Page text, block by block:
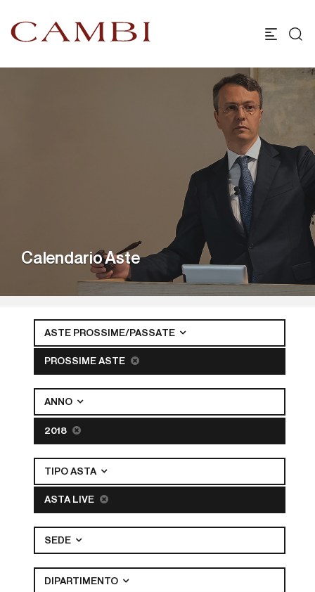
Calendario Aste
ASTE PROSSIME/PASSATE
PROSSIME ASTE
ANNO
2018
TIPO ASTA
ASTA LIVE
SEDE
DIPARTIMENTO